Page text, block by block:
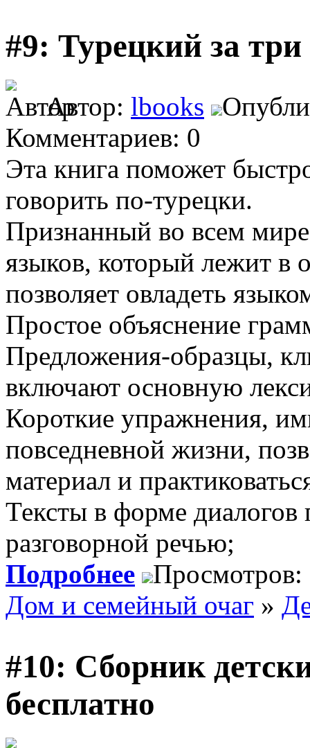
#9: Турецкий за
Автор: lbooks
Комментариев: 0
Эта книга поможет
говорить по-турецки.
Признанный во всем
языков, который лежит в
позволяет овладеть
Простое объяснение
Предложения-образцы,
включают основную
Короткие упражнения,
повседневной жизни,
материал и
Тексты в форме диалогов
разговорной речью;
Подробнее
Просмотров:
Дом и семейный очаг »
#10: Сборник
бесплатно